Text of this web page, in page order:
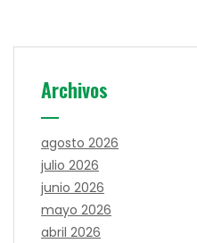
Archivos
agosto 2026
julio 2026
junio 2026
mayo 2026
abril 2026